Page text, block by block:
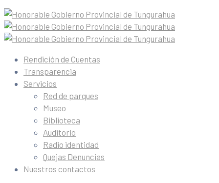
Rendición de Cuentas
Transparencia
Servicios
Red de parques
Museo
Biblioteca
Auditorio
Radio identidad
Quejas Denuncias
Nuestros contactos